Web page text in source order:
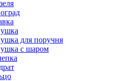
для поручня
с шаром